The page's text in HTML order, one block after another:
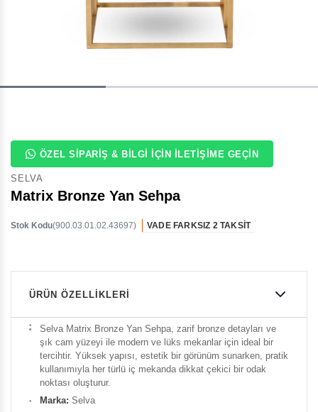
ÖZEL SIPARIŞ & BILGI İÇIN İLETIŞIME GEÇIN
SELVA
Matrix Bronze Yan Sehpa
(900.03.01.02.43697)
Stok Kodu VADE FARKSIZ 2 TAKSİT
ÜRÜN ÖZELLIKLERI
Selva Matrix Bronze Yan Sehpa, zarif bronze detayları ve
şık cam yüzeyi ile modern ve lüks mekanlar için ideal bir
tercihtir. Yüksek yapısı, estetik bir görünüm sunarken, pratik
kullanımıyla her türlü iç mekanda dikkat çekici bir odak
noktası oluşturur.
Marka: Selva